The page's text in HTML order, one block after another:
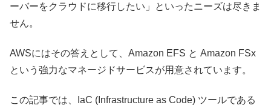
ーバーをクラウドに移行したい」といったニーズは尽きま
せん。
AWSにはその答えとして、Amazon EFS と Amazon FSx
という強力なマネージドサービスが用意されています。
この記事では、IaC (Infrastructure as Code) ツールである